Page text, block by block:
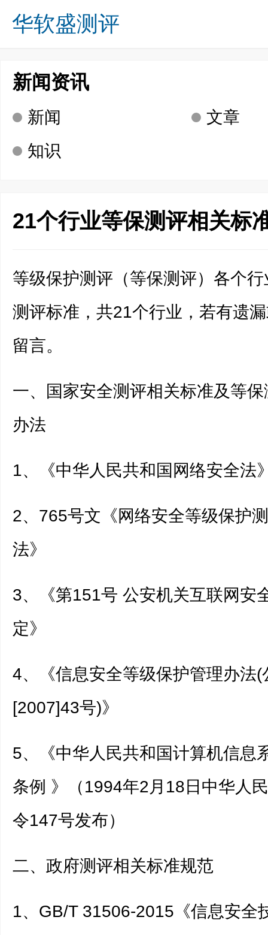
华软盛测评
新闻资讯
新闻
文章
知识
21个行业等保测评相关标
等级保护测评（等保测评）各个
测评标准，共21个行业，若有遗
留言。
一、国家安全测评相关标准及等
办法
1、《中华人民共和国网络安全法
2、765号文《网络安全等级保护
法》
3、《第151号 公安机关互联网安
定》
4、《信息安全等级保护管理办法(
[2007]43号)》
5、《中华人民共和国计算机信息
条例 》（1994年2月18日中华人
令147号发布）
二、政府测评相关标准规范
1、GB/T 31506-2015《信息安全